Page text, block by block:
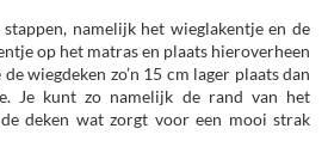
namelijk het wieglakentje en de
op het matras en plaats hieroverheen
wiegdeken zo’n 15 cm lager plaats dan
Je kunt zo namelijk de rand van het
deken wat zorgt voor een mooi strak